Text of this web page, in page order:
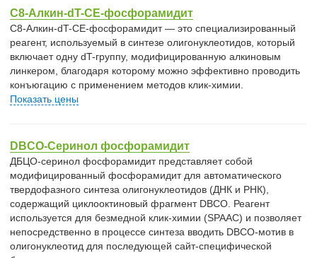
C8-Алкин-dT-CE-фосфорамидит
C8-Алкин-dT-CE-фосфорамидит — это специализированный
реагент, используемый в синтезе олигонуклеотидов, который
включает одну dT-группу, модифицированную алкиновым
линкером, благодаря которому можно эффективно проводить
конъюгацию с применением методов клик-химии.
Показать цены
DBCO-Серинол фосфорамидит
ДБЦО-серинол фосфорамидит представляет собой
модифицированный фосфорамидит для автоматического
твердофазного синтеза олигонуклеотидов (ДНК и РНК),
содержащий циклооктиновый фрагмент DBCO. Реагент
используется для безмедной клик-химии (SPAAC) и позволяет
непосредственно в процессе синтеза вводить DBCO-мотив в
олигонуклеотид для последующей сайт-специфической